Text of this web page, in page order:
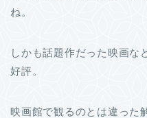
ね。
しかも話題作だった映画な
好評。
映画館で観るのとは違った